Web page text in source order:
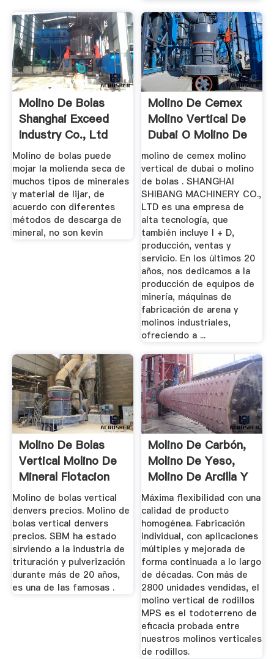
Molino De Bolas
Shanghai Exceed
Industry Co., Ltd
Molino de bolas puede
mojar la molienda seca de
muchos tipos de minerales
y material de lijar, de
acuerdo con diferentes
métodos de descarga de
mineral, no son kevin
Molino De Cemex
Molino Vertical De
Dubai O Molino De
Bolas
molino de cemex molino
vertical de dubai o molino
de bolas . SHANGHAI
SHIBANG MACHINERY CO.,
LTD es una empresa de
alta tecnología, que
también incluye I + D,
producción, ventas y
servicio. En los últimos 20
años, nos dedicamos a la
producción de equipos de
minería, máquinas de
fabricación de arena y
molinos industriales,
ofreciendo a ...
Molino De Bolas
Vertical Molino De
Mineral Flotacion
Del ...
Molino de bolas vertical
denvers precios. Molino de
bolas vertical denvers
precios. SBM ha estado
sirviendo a la industria de
trituración y pulverización
durante más de 20 años,
es una de las famosas .
Molino De Carbón,
Molino De Yeso,
Molino De Arcilla Y
Más ...
Máxima flexibilidad con una
calidad de producto
homogénea. Fabricación
individual, con aplicaciones
múltiples y mejorada de
forma continuada a lo largo
de décadas. Con más de
2800 unidades vendidas, el
molino vertical de rodillos
MPS es el todoterreno de
eficacia probada entre
nuestros molinos verticales
de rodillos.